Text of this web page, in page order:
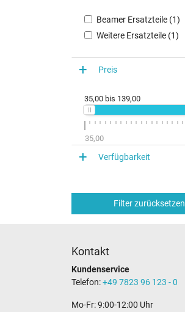
Beamer Ersatzteile (1)
Weitere Ersatzteile (1)
Preis
35,00 bis 139,00
35,00
Verfügbarkeit
Filter zurücksetzen
Kontakt
Kundenservice
Telefon:+49 7823 96 123 - 0
Mo-Fr: 9:00-12:00 Uhr